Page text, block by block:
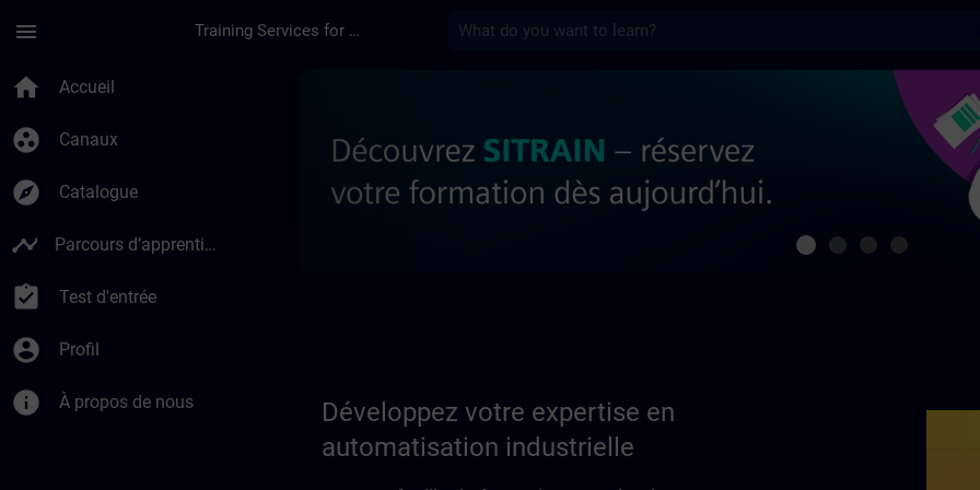
menu Training Services for Digital Industries
home Accueil
group_work Canaux
explore Catalogue
timeline Parcours d’apprentissage
assignment_turned_in Test d'entrée
account_circle Profil
info À propos de nous
Développez votre expertise en automatisation industrielle |
Développez votre expertise en
automatisation industrielle